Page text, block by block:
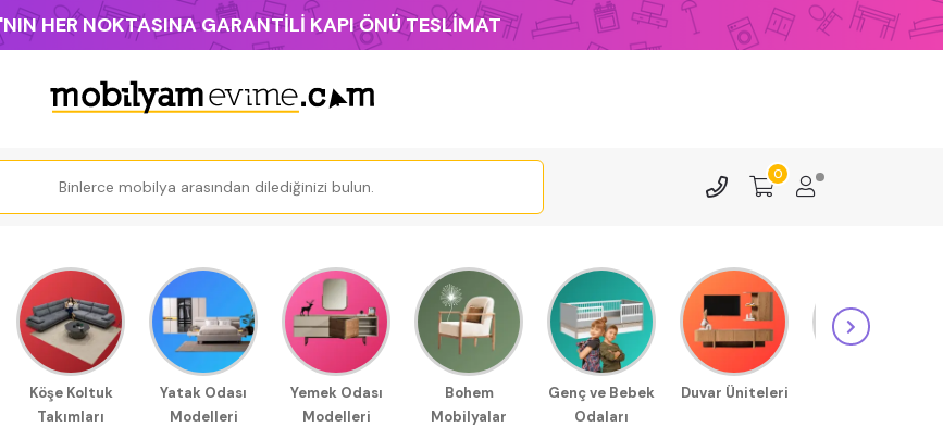
HER NOKTASINA GARANTİLİ KAPI ÖNÜ TESLİMAT
0
Köşe Koltuk
Takımları
Yatak Odası
Modelleri
Yemek Odası
Modelleri
Bohem
Mobilyalar
Genç ve Bebek
Odaları
Duvar Üniteleri